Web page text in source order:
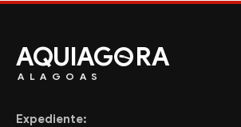
AQUIAG RA
ALAGOAS
Expediente: